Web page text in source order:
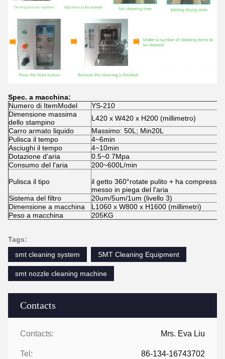
Contacts
Contacts: Mrs. Eva Liu
Tel: 86-134-16743702
Spec. a macchina:
Numero di ItemModel
YS-210
Dimensione massima
dello stampino
L420 x W420 x H200 (millimetro)
Carro armato liquido
Massimo: 50L; Min20L
Pulisca il tempo
4~6min
Asciughi il tempo
4~10min
Dotazione d'aria
0.5~0.7Mpa
Consumo del l'aria
200~600L/min
Pulisca il tipo
il getto 360°rotate pulito + ha compresso il
messo in piega del l'aria
Sistema del filtro
20um/5um/1um (livello 3)
Dimensione a macchina
L1060 x W800 x H1600 (millimetri)
Peso a macchina
205KG
Tags:
smt cleaning system
SMT Cleaning Equipment
smt nozzle cleaning machine